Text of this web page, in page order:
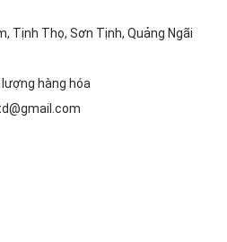
Tịnh Thọ, Sơn Tịnh, Quảng Ngãi
hàng hóa